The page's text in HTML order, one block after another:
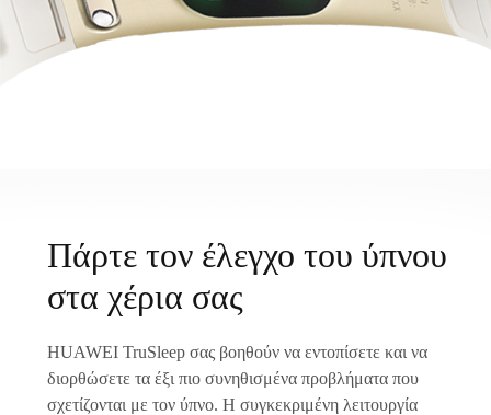
Πάρτε τον έλεγχο του ύπνου
στα χέρια σας
HUAWEI TruSleep σας βοηθούν να εντοπίσετε και να
διορθώσετε τα έξι πιο συνηθισμένα προβλήματα που
σχετίζονται με τον ύπνο. Η συγκεκριμένη λειτουργία